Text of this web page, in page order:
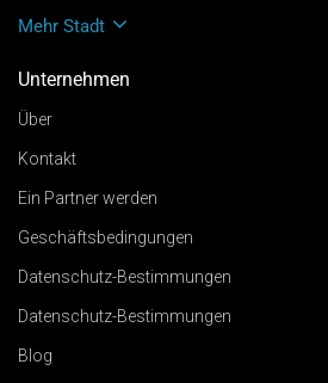
Mehr Stadt
Unternehmen
Über
Kontakt
Ein Partner werden
Geschäftsbedingungen
Datenschutz-Bestimmungen
Datenschutz-Bestimmungen
Blog